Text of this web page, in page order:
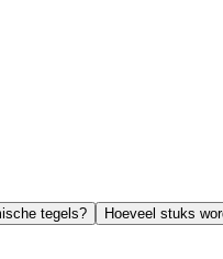
tegels?
Hoeveel stuks